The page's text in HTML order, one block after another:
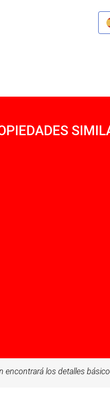
encontrará los detalles